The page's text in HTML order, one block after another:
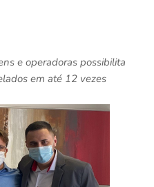
e operadoras possibilita
em até 12 vezes